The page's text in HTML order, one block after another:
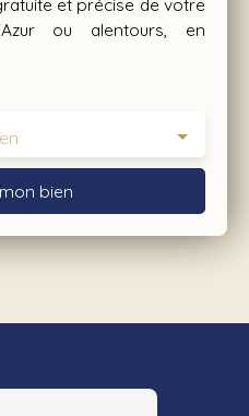
et précise de votre
ou alentours, en
bien